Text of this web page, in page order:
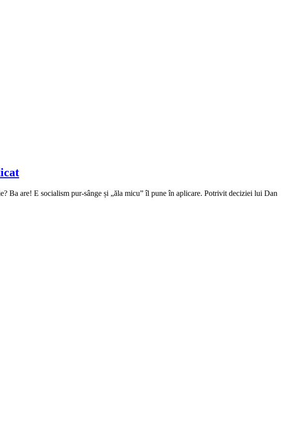
Ba are! E socialism pur-sânge și „ăla micu” îl pune în aplicare. Potrivit deciziei lui Dan